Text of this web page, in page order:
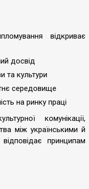
відкриває
досвід
та культури
середовище
на ринку праці
комунікації,
між українськими й
принципам